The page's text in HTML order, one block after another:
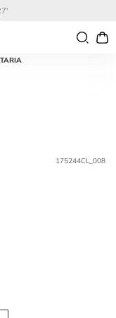
175244CL_008